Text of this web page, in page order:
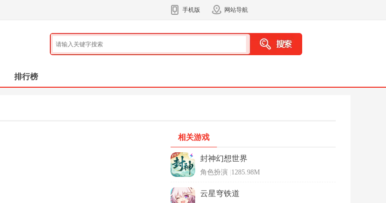
手机版 网站导航
排行榜
相关游戏
封神幻想世界
角色扮演 1285.98M
云星穹铁道